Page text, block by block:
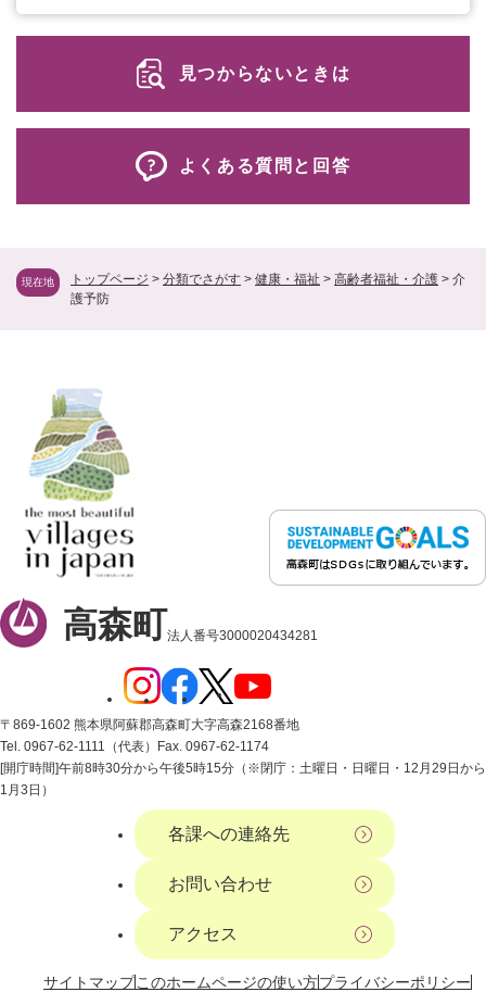
現在地 トップページ > 分類でさがす > 健康・福祉 > 高齢者福祉・介護 > 介
護予防
見つからないときは
よくある質問と回答
高森町法人番号3000020434281
〒869-1602 熊本県阿蘇郡高森町大字高森2168番地
Tel. 0967-62-1111（代表） Fax. 0967-62-1174
[開庁時間]午前8時30分から午後5時15分（※閉庁：土曜日・日曜日・12月29日から
1月3日）
各課への連絡先
お問い合わせ
アクセス
サイトマップこのホームページの使い方プライバシーポリシー